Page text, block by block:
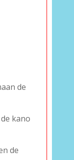
de
kano
de